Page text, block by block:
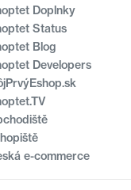
Doplnky
Status
Blog
Developers
e-commerce